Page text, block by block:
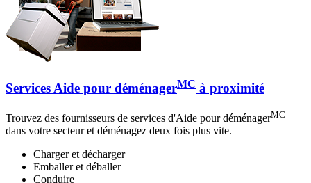
Services Aide pour déménagerMC à proximité
Trouvez des fournisseurs de services d'Aide pour déménagerMC
dans votre secteur et déménagez deux fois plus vite.
Charger et décharger
Emballer et déballer
Conduire